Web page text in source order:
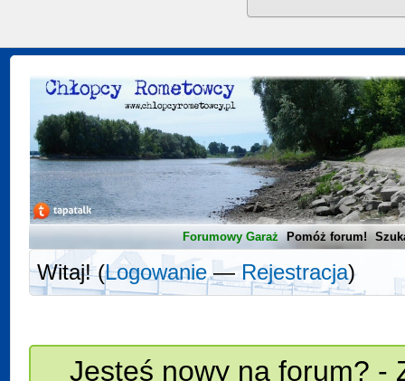
Forumowy Garaż Pomóż forum!
Witaj! (Logowanie—Rejestracja)
Jesteś nowy na forum? -